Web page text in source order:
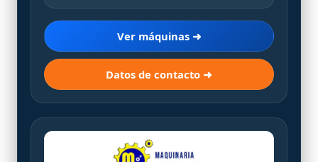
Ver máquinas ➜
Datos de contacto ➜